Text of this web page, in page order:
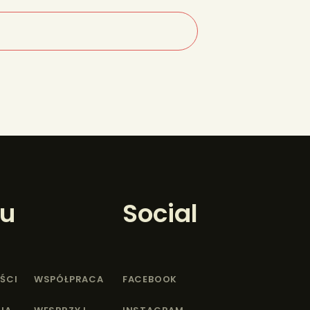
WSPÓŁPRACA
Social
FACEBOOK